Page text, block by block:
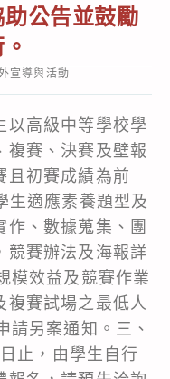
公告並鼓勵
宣導與活動
以高級中等學校學
複賽、決賽及壁報
且初賽成績為前
生適應素養題型及
作、數據蒐集、團
競賽辦法及海報詳
模效益及競賽作業
複賽試場之最低人
請另案通知。三、
止，由學生自行